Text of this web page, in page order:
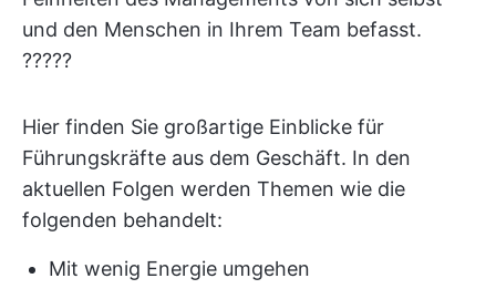
und den Menschen in Ihrem Team befasst.
??‍??‍?
Hier finden Sie großartige Einblicke für
Führungskräfte aus dem Geschäft. In den
aktuellen Folgen werden Themen wie die
folgenden behandelt:
Mit wenig Energie umgehen